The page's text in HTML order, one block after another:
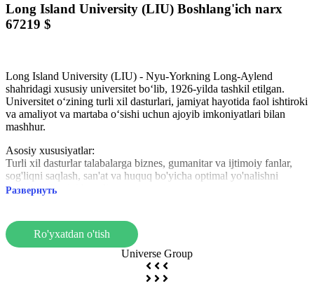
Long Island University (LIU) Boshlang'ich narx
67219 $
Long Island University (LIU) - Nyu-Yorkning Long-Aylend
shahridagi xususiy universitet bo‘lib, 1926-yilda tashkil etilgan.
Universitet o‘zining turli xil dasturlari, jamiyat hayotida faol ishtiroki
va amaliyot va martaba o‘sishi uchun ajoyib imkoniyatlari bilan
mashhur.
Asosiy xususiyatlar:
Turli xil dasturlar talabalarga biznes, gumanitar va ijtimoiy fanlar,
sog'liqni saqlash, san'at va huquq bo'yicha optimal yo'nalishni
tanlash imkonini beradi.
Ko'p stajirovka va ishga joylashish imkoniyatlariga ega dinamik
mintaqada joylashgan.
Universitet, shuningdek, ko'plab klublar va sport jamoalari (NCAA I
Division), madaniy tadbirlar va professional tashkilotlarning
akkreditatsiyalari bilan faol talabalar hayoti bilan mashhur.
Развернуть
Ro'yxatdan o'tish
Universe Group